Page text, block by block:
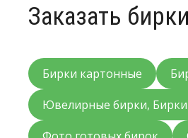
Заказать бирки
Бирки картонные
Ювелирные бирки,